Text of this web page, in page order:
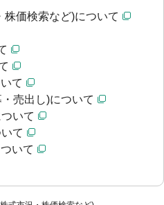
価検索など)について
て
売出し)について
いて
て
いて